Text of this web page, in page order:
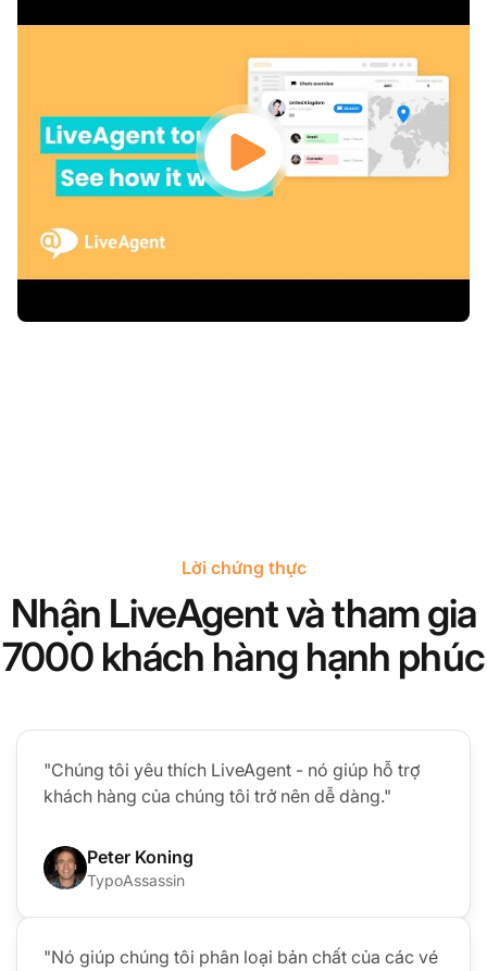
Lời chứng thực
Nhận LiveAgent và tham gia
7000 khách hàng hạnh phúc
"Chúng tôi yêu thích LiveAgent - nó giúp hỗ trợ
khách hàng của chúng tôi trở nên dễ dàng."
Peter Koning
TypoAssassin
"Nó giúp chúng tôi phân loại bản chất của các vé